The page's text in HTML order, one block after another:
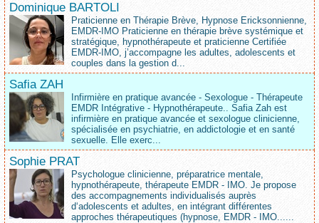
Dominique BARTOLI
Praticienne en Thérapie Brève, Hypnose Ericksonnienne,
EMDR-IMO Praticienne en thérapie brève systémique et
stratégique, hypnothérapeute et praticienne Certifiée
EMDR-IMO, j’accompagne les adultes, adolescents et
couples dans la gestion d...
Safia ZAH
Infirmière en pratique avancée - Sexologue - Thérapeute
EMDR Intégrative - Hypnothérapeute.. Safia Zah est
infirmière en pratique avancée et sexologue clinicienne,
spécialisée en psychiatrie, en addictologie et en santé
sexuelle. Elle exerc...
Sophie PRAT
Psychologue clinicienne, préparatrice mentale,
hypnothérapeute, thérapeute EMDR - IMO. Je propose
des accompagnements individualisés auprès
d‘adolescents et adultes, en intégrant différentes
approches thérapeutiques (hypnose, EMDR - IMO......